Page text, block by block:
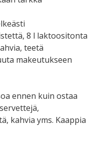
8 l laktoositonta
teetä
makeutukseen
ennen kuin ostaa
kahvia yms. Kaappia